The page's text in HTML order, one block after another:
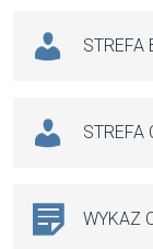
STREFA
STREFA
WYKAZ